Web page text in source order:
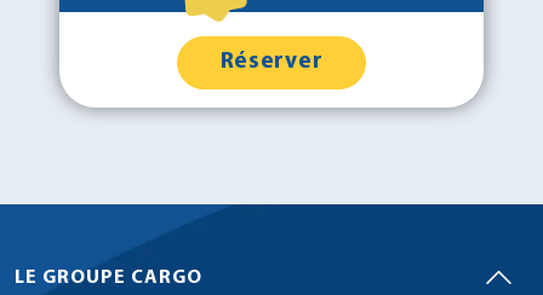
Réserver
LE GROUPE CARGO